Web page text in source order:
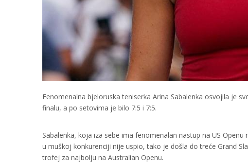
Fenomenalna bjeloruska teniserka Arina Sabalenka osvojila je
finalu, a po setovima je bilo 7:5 i 7:5.
Sabalenka, koja iza sebe ima fenomenalan nastup na US
u muškoj konkurenciji nije uspio, tako je došla do treće Grand
trofej za najbolju na Australian Openu.